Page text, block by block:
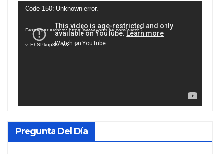
Reproductor
vídeo
Code 150: Unknown error.
Descargar archivo: https://www.youtube.com/watch?
v=EhSPkop8KPY&_=2
Pregunta Del Día